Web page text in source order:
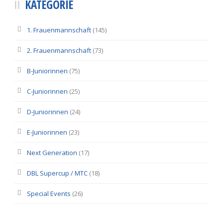
KATEGORIE
1. Frauenmannschaft (145)
2. Frauenmannschaft (73)
B-Juniorinnen (75)
C-Juniorinnen (25)
D-Juniorinnen (24)
E-Juniorinnen (23)
Next Generation (17)
DBL Supercup / MTC (18)
Special Events (26)